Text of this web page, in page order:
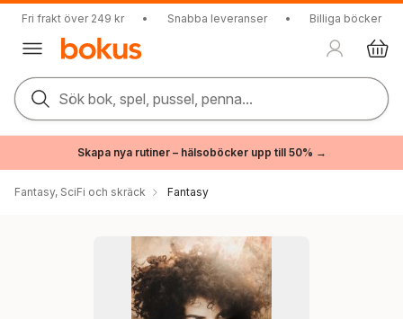
Fri frakt över 249 kr • Snabba leveranser • Billiga böcker
Sök bok, spel, pussel, penna...
Skapa nya rutiner – hälsoböcker upp till 50% →
Fantasy, SciFi och skräck Fantasy